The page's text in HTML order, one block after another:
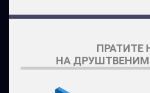
ПРАТИТЕ
НА